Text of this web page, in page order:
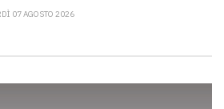
07 AGOSTO 2026